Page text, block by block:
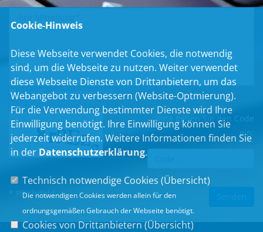
Einwilligungserklärung*
Bitte geben Sie den Code
ein:
* Pflichtfeld
Cookie-Hinweis
Diese Webseite verwendet Cookies, die notwendig
sind, um die Webseite zu nutzen. Weiter verwendet
diese Webseite Dienste von Drittanbietern, um das
Webangebot zu verbessern (Website-Optmierung).
Für die Verwendung bestimmter Dienste wird Ihre
Einwilligung benötigt. Ihre Einwilligung können Sie
jederzeit widerrufen. Weitere Informationen finden Sie
in der Datenschutzerklärung.
Technisch notwendige Cookies (Übersicht)
Die notwendigen Cookies werden allein für den
ordnungsgemäßen Gebrauch der Webseite benötigt.
Cookies von Drittanbietern (Übersicht)